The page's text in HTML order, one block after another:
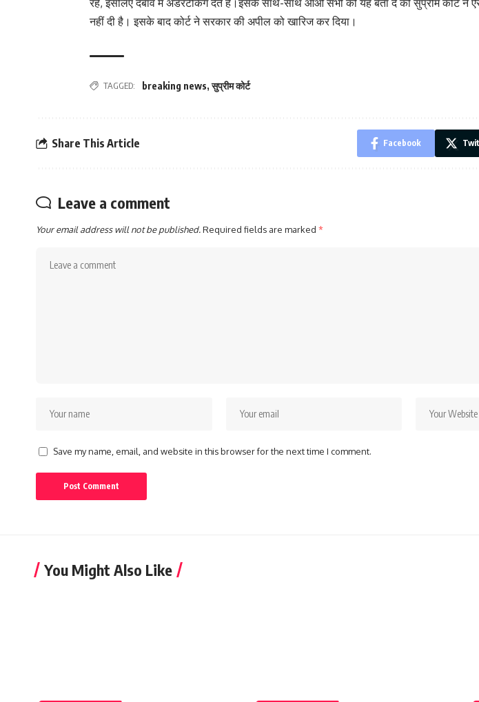
रहें, इसलिए दबाव में अंडरटेकिंग देते हैं।इसके साथ-साथ आओ सभी को यह बता दे की सुप्रीम कोर्ट ने
नहीं दी है। इसके बाद कोर्ट ने सरकार की अपील को खारिज कर दिया।
TAGGED: breaking news,सुप्रीम कोर्ट
Share This Article Facebook
Leave a comment
Your email address will not be published.Required fields are marked *
Save my name, email, and website in this browser for the next time I comment.
You Might Also Like